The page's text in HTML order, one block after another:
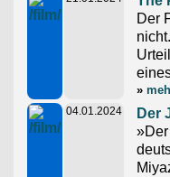
Der
»
04.01.2024
Der